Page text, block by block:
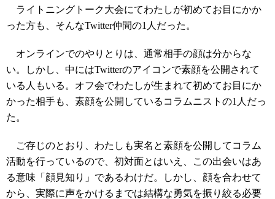
ライトニングトーク大会にてわたしが初めてお目にかか
った方も、そんなTwitter仲間の1人だった。
オンラインでのやりとりは、通常相手の顔は分からな
い。しかし、中にはTwitterのアイコンで素顔を公開されて
いる人もいる。オフ会でわたしが生まれて初めてお目にか
かった相手も、素顔を公開しているコラムニストの1人だっ
た。
ご存じのとおり、わたしも実名と素顔を公開してコラム
活動を行っているので、初対面とはいえ、この出会いはあ
る意味「顔見知り」であるわけだ。しかし、顔を合わせて
から、実際に声をかけるまでは結構な勇気を振り絞る必要